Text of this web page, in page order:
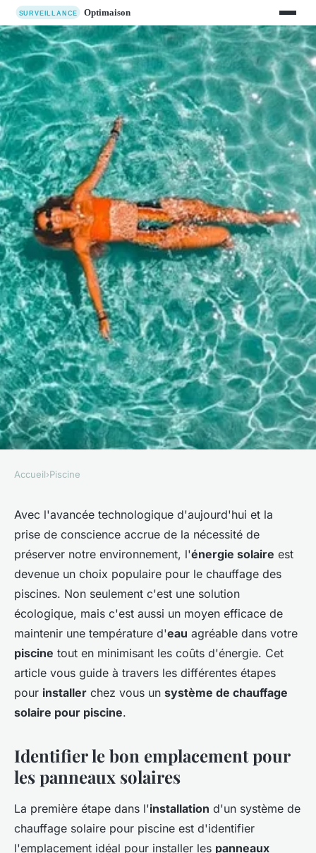
Quelle est la meilleure
technique pour installer un
système de chauffage solaire
pour une piscine?
Ali•18 mai 2024•6 min de lecture
Accueil›Piscine
Avec l'avancée technologique d'aujourd'hui et la
prise de conscience accrue de la nécessité de
préserver notre environnement, l'énergie solaire est
devenue un choix populaire pour le chauffage des
piscines. Non seulement c'est une solution
écologique, mais c'est aussi un moyen efficace de
maintenir une température d'eau agréable dans votre
piscine tout en minimisant les coûts d'énergie. Cet
article vous guide à travers les différentes étapes
pour installer chez vous un système de chauffage
solaire pour piscine.
Identifier le bon emplacement pour
les panneaux solaires
La première étape dans l'installation d'un système de
chauffage solaire pour piscine est d'identifier
l'emplacement idéal pour installer les panneaux